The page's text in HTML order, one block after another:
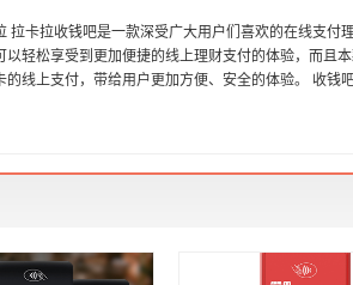
拉卡拉收钱吧是一款深受广大用户们喜欢的在线支付
以轻松享受到更加便捷的线上理财支付的体验，而且
的线上支付，带给用户更加方便、安全的体验。 收钱